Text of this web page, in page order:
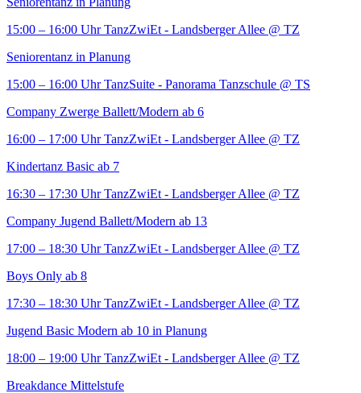
15:00 – 16:00 Uhr TanzZwiEt - Landsberger Allee @ TZ
Seniorentanz in Planung
15:00 – 16:00 Uhr TanzSuite - Panorama Tanzschule @ TS
Company Zwerge Ballett/Modern ab 6
16:00 – 17:00 Uhr TanzZwiEt - Landsberger Allee @ TZ
Kindertanz Basic ab 7
16:30 – 17:30 Uhr TanzZwiEt - Landsberger Allee @ TZ
Company Jugend Ballett/Modern ab 13
17:00 – 18:30 Uhr TanzZwiEt - Landsberger Allee @ TZ
Boys Only ab 8
17:30 – 18:30 Uhr TanzZwiEt - Landsberger Allee @ TZ
Jugend Basic Modern ab 10 in Planung
18:00 – 19:00 Uhr TanzZwiEt - Landsberger Allee @ TZ
Breakdance Mittelstufe